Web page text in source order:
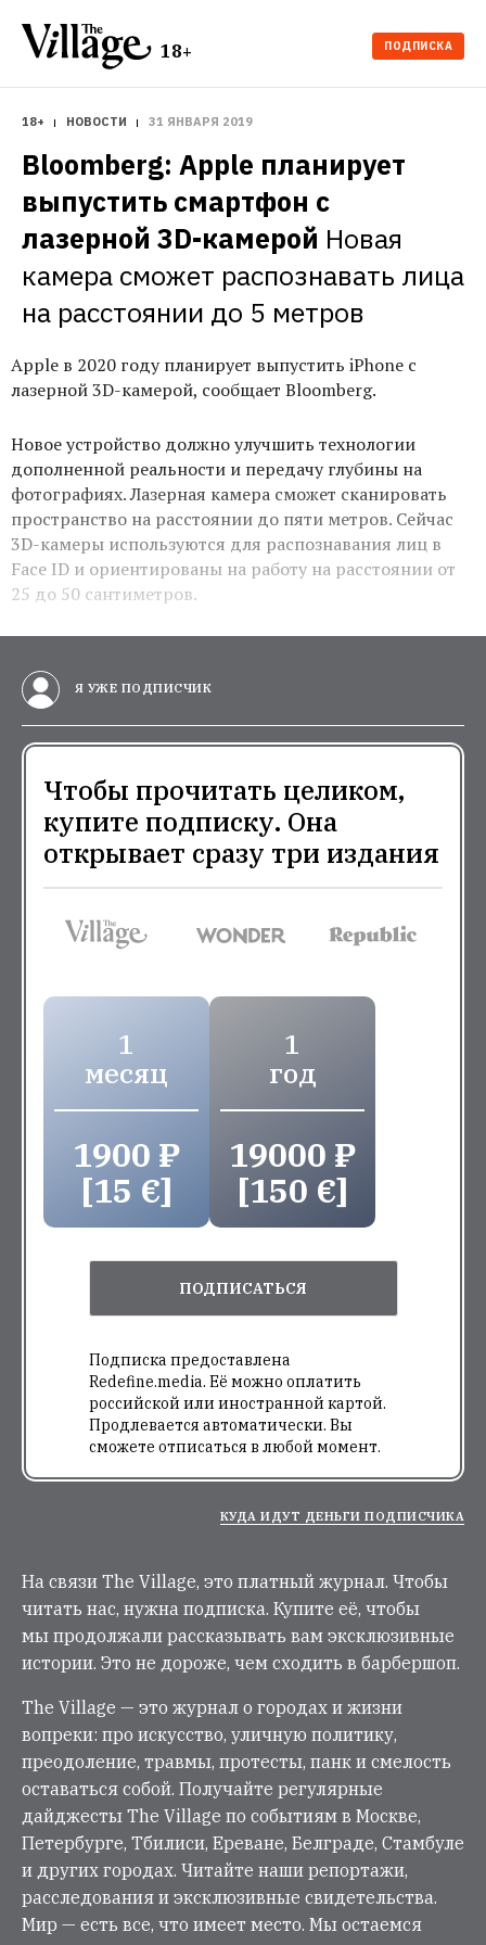
18+ ПОДПИСКА
18+ НОВОСТИ 31 ЯНВАРЯ 2019
Bloomberg: Apple планирует
выпустить смартфон с
лазерной 3D-камерой Новая
камера сможет распознавать лица
на расстоянии до 5 метров
Apple в 2020 году планирует выпустить iPhone с
лазерной 3D-камерой, сообщает Bloomberg.
Новое устройство должно улучшить технологии
дополненной реальности и передачу глубины на
фотографиях. Лазерная камера сможет сканировать
пространство на расстоянии до пяти метров. Сейчас
3D-камеры используются для распознавания лиц в
Face ID и ориентированы на работу на расстоянии от
25 до 50 сантиметров.
Я УЖЕ ПОДПИСЧИК
Чтобы прочитать целиком,
купите подписку. Она
открывает сразу три издания
1
месяц
1900 ₽
[15 €]
1
год
19000 ₽
[150 €]
ПОДПИСАТЬСЯ
Подписка предоставлена
Redefine.media. Её можно оплатить
российской или иностранной картой.
Продлевается автоматически. Вы
сможете отписаться в любой момент.
КУДА ИДУТ ДЕНЬГИ ПОДПИСЧИКА
На связи The Village, это платный журнал. Чтобы
читать нас, нужна подписка. Купите её, чтобы
мы продолжали рассказывать вам эксклюзивные
истории. Это не дороже, чем сходить в барбершоп.
The Village — это журнал о городах и жизни
вопреки: про искусство, уличную политику,
преодоление, травмы, протесты, панк и смелость
оставаться собой. Получайте регулярные
дайджесты The Village по событиям в Москве,
Петербурге, Тбилиси, Ереване, Белграде, Стамбуле
и других городах. Читайте наши репортажи,
расследования и эксклюзивные свидетельства.
Мир — есть все, что имеет место. Мы остаемся